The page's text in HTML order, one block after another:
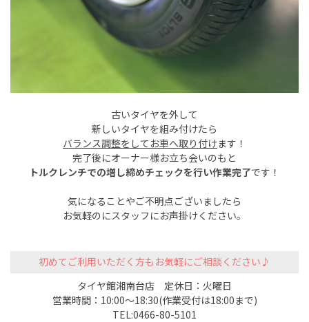
古いタイヤを外して
新しいタイヤを組み付けたら
バランス調整をしてお車へ取り付けます！
完了後にオーナー様お立ち会いのもと
トルクレンチでの増し締めチェックを行い作業完了です！
気になることやご不明点ございましたら
お気軽のにスタッフにお声掛けください。
初めてご利用いただく方もお気軽にご相談ください♪
タイヤ館湘南台店 定休日：火曜日
営業時間：10:00～18:30(作業受付は18:00まで)
TEL:0466-80-5101